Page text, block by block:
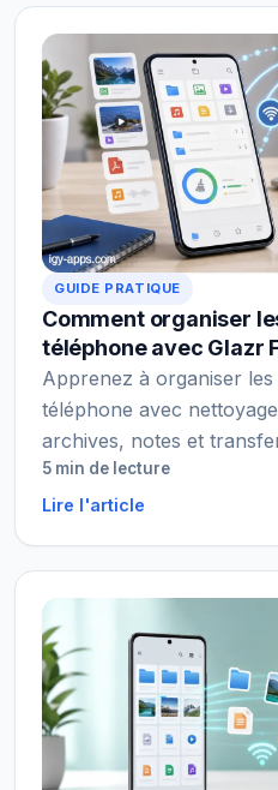
GUIDE PRATIQUE
Comment organiser
téléphone avec Glazr
Apprenez à organiser
téléphone avec
archives, notes et
5 min de lecture
Lire l'article